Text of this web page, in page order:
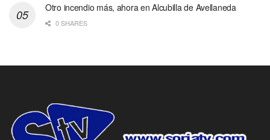
Otro incendio más, ahora en Alcubilla de Avellaneda
0 SHARES